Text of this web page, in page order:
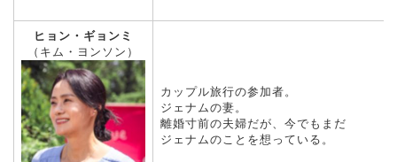
ヒョン・ギョンミ
（キム・ヨンソン）
カップル旅行の参加者。
ジェナムの妻。
離婚寸前の夫婦だが、今でもまだ
ジェナムのことを想っている。